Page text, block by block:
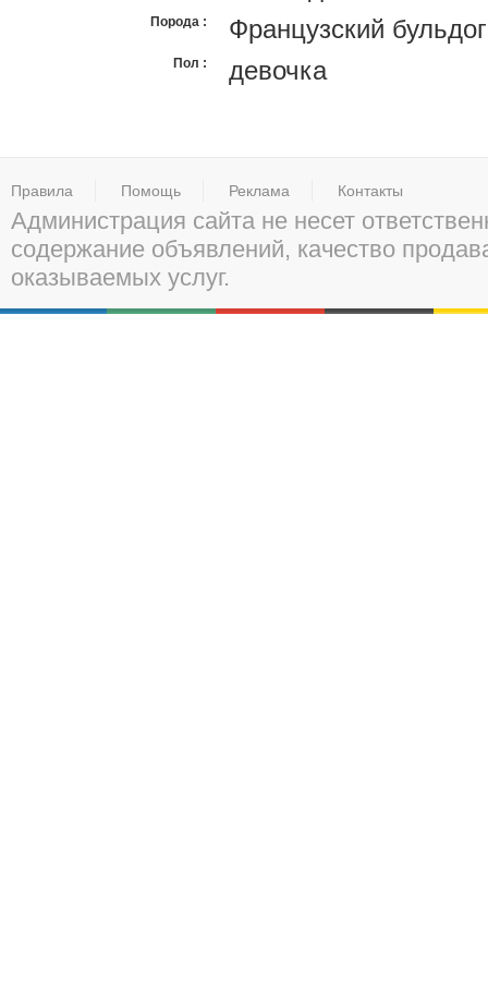
Порода Французский бульдог
Пол девочка
Правила Помощь Реклама Контакты
Администрация сайта не несет
содержание объявлений, качество
оказываемых услуг.